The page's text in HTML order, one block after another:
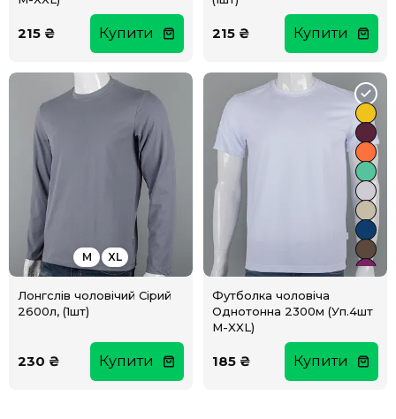
215 ₴ Купити 215 ₴ Купити
M XL
Лонгслів чоловічий Сірий
2600л, (1шт)
230 ₴ Купити
Футболка чоловіча
Однотонна 2300м (Уп.4шт
M-XXL)
185 ₴ Купити